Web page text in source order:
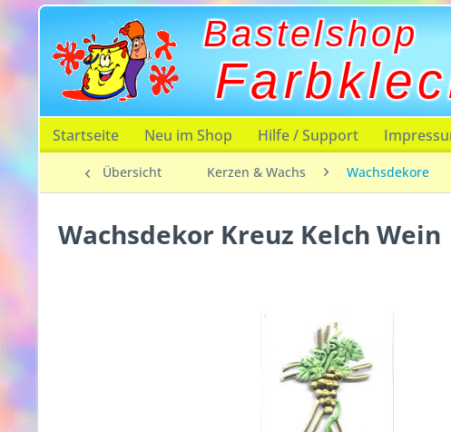
Bastelshop
Startseite Neu im Shop Hilfe / Support
Übersicht Kerzen & Wachs Wachsdekore
Wachsdekor Kreuz Kelch Wein